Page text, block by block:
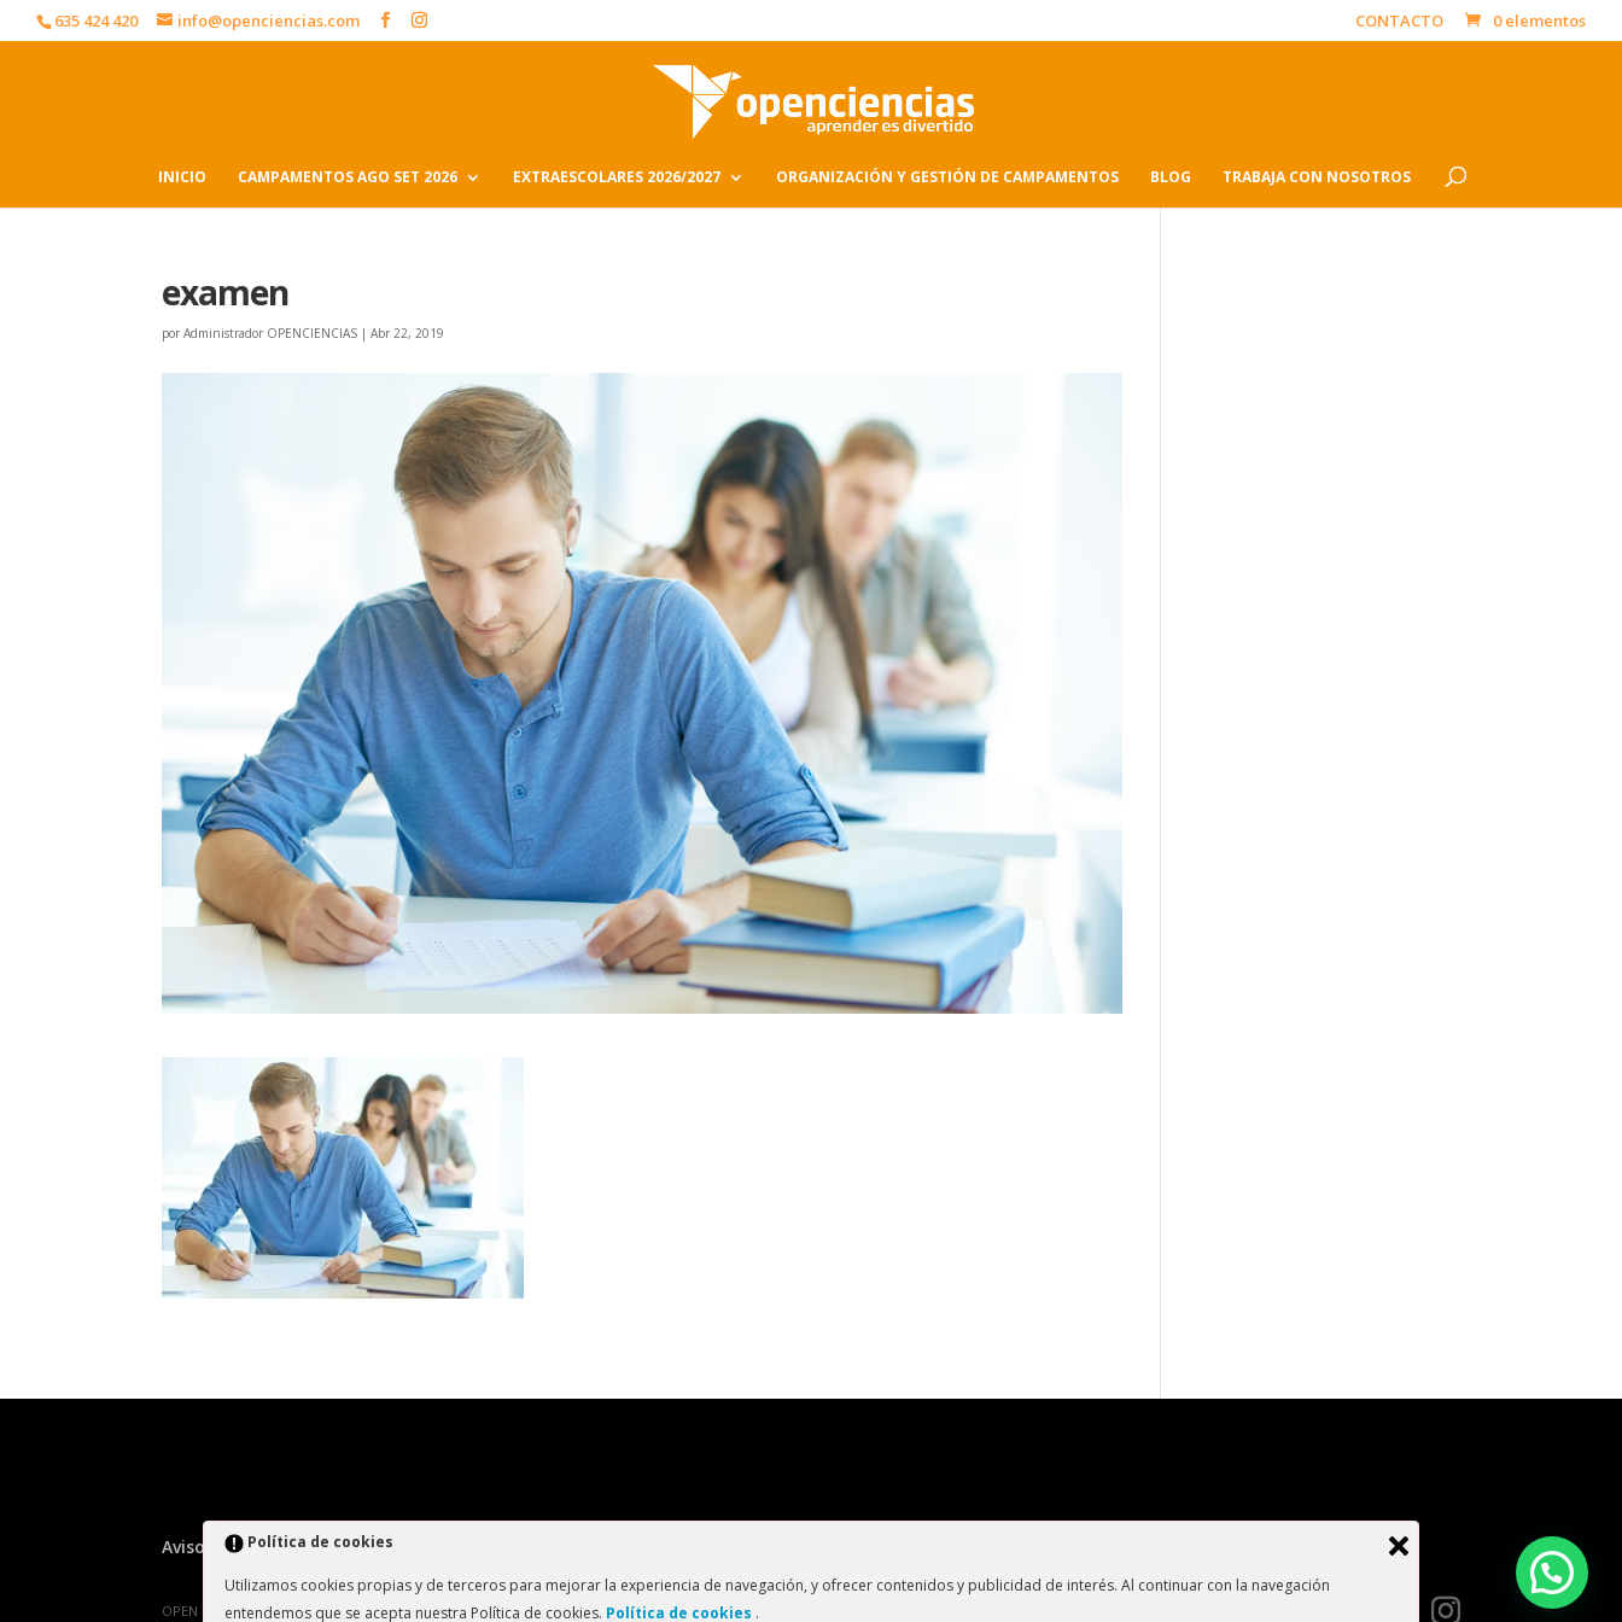
635 424 420 info@openciencias.com CONTACTO 0 elementos
INICIO CAMPAMENTOS AGO SET 2026 EXTRAESCOLARES 2026/2027 ORGANIZACIÓN Y GESTIÓN DE CAMPAMENTOS BLOG TRABAJA CON NOSOTROS
examen
porAdministrador OPENCIENCIAS |Abr 22, 2019
Aviso Legal Política de devolución/cancelación
OPEN CIENCIAS FORMACION SL - B-90.224.528
Política de cookies
Utilizamos cookies propias y de terceros para mejorar la experiencia de navegación, y ofrecer contenidos y publicidad de interés. Al continuar con la navegación
entendemos que se acepta nuestra Política de cookies. Política de cookies .